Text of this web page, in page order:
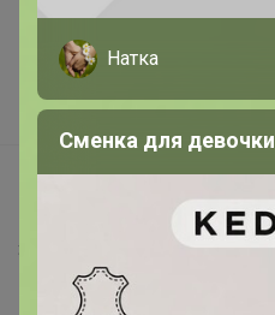
Реклама на сайте
Поставщикам
Вакансии
support@24-ok.ru
Написать в поддержку
Защита покупателя
Помощь
Натка
Сменка для девочки